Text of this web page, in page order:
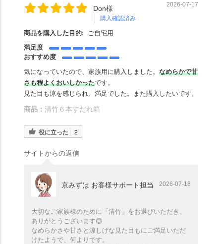
Don様
購入確認済み
2026-07-17
商品を購入した目的:
ご自宅用
満足度
おすすめ度
気になっていたので、家族用に購入しました。 なめらかで甘
さも程よくおいしかったです。
見た目も涼を感じられ、満足でした。また購入したいです。
商品： 清竹６本すだれ箱
役に立った 2
サイトからの返信
京みずは お客様サポート担当 2026-07-18
大切なご家族様のために「清竹」をお選びいただき、
ありがとうございます😊
なめらかさや甘さと涼しげな見た目もにご満足いただ
けたようで、何よりです。